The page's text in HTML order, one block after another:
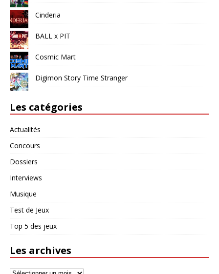
Cinderia
BALL x PIT
Cosmic Mart
Digimon Story Time Stranger
Les catégories
Actualités
Concours
Dossiers
Interviews
Musique
Test de Jeux
Top 5 des jeux
Les archives